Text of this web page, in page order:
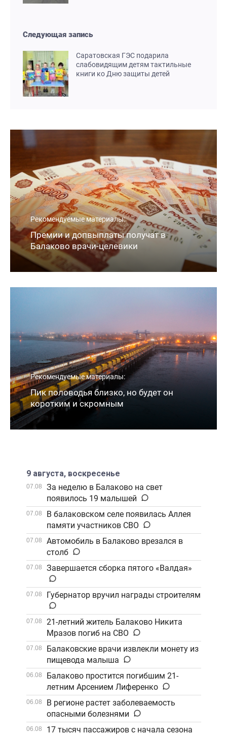
Следующая запись
Саратовская ГЭС подарила
слабовидящим детям тактильные
книги ко Дню защиты детей
Рекомендуемые материалы:
Премии и допвыплаты получат в
Балаково врачи-целевики
Рекомендуемые материалы:
Пик половодья близко, но будет он
коротким и скромным
9 августа, воскресенье
07.08
За неделю в Балаково на свет
появилось 19 малышей
07.08
В балаковском селе появилась Аллея
памяти участников СВО
07.08
Автомобиль в Балаково врезался в
столб
07.08 Завершается сборка пятого «Валдая»
07.08 Губернатор вручил награды строителям
07.08
21-летний житель Балаково Никита
Мразов погиб на СВО
07.08
Балаковские врачи извлекли монету из
пищевода малыша
06.08
Балаково простится погибшим 21-
летним Арсением Лиференко
06.08
В регионе растет заболеваемость
опасными болезнями
06.08
17 тысяч пассажиров с начала сезона